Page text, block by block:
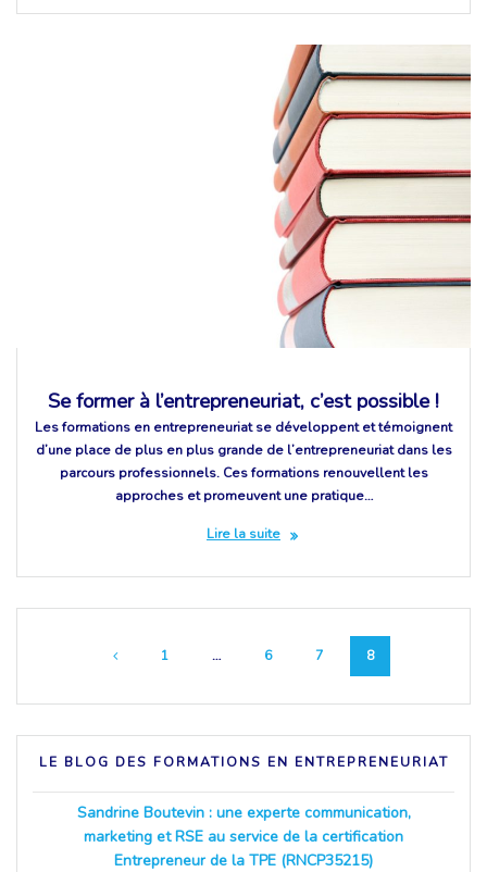
Se former à l’entrepreneuriat, c’est possible !
Les formations en entrepreneuriat se développent et témoignent
d’une place de plus en plus grande de l’entrepreneuriat dans les
parcours professionnels. Ces formations renouvellent les
approches et promeuvent une pratique…
Lire la suite
sein
des
articles
Page
1 … Page
6 Page
7 Page
8
LE BLOG DES FORMATIONS EN ENTREPRENEURIAT
Sandrine Boutevin : une experte communication,
marketing et RSE au service de la certification
Entrepreneur de la TPE (RNCP35215)